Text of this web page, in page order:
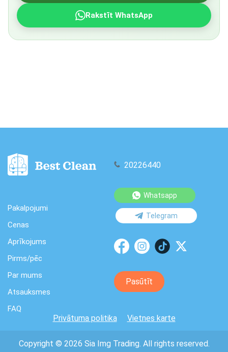
Rakstīt WhatsApp
Pakalpojumi
Cenas
Aprīkojums
Pirms/pēc
Par mums
Atsauksmes
FAQ
20226440
Whatsapp
Telegram
Pasūtīt
Privātuma politika Vietnes karte
Copyright © 2026 Sia Img Trading. All rights reserved.